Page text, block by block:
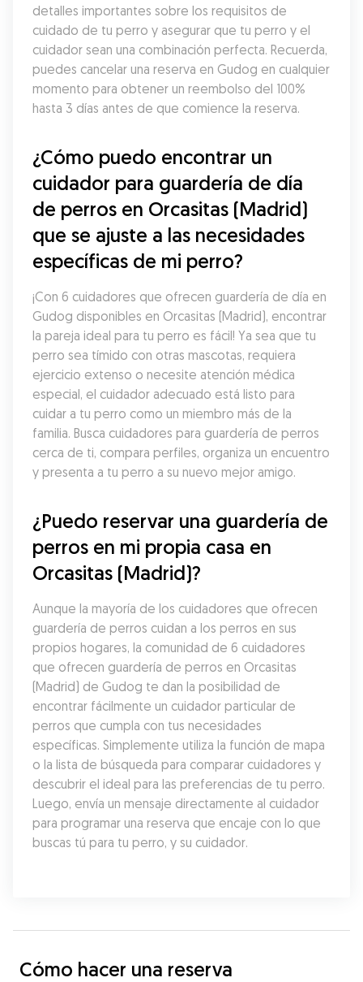
detalles importantes sobre los requisitos de
cuidado de tu perro y asegurar que tu perro y el
cuidador sean una combinación perfecta. Recuerda,
puedes cancelar una reserva en Gudog en cualquier
momento para obtener un reembolso del 100%
hasta 3 días antes de que comience la reserva.
¿Cómo puedo encontrar un
cuidador para guardería de día
de perros en Orcasitas (Madrid)
que se ajuste a las necesidades
específicas de mi perro?
¡Con 6 cuidadores que ofrecen guardería de día en
Gudog disponibles en Orcasitas (Madrid), encontrar
la pareja ideal para tu perro es fácil! Ya sea que tu
perro sea tímido con otras mascotas, requiera
ejercicio extenso o necesite atención médica
especial, el cuidador adecuado está listo para
cuidar a tu perro como un miembro más de la
familia. Busca cuidadores para guardería de perros
cerca de ti, compara perfiles, organiza un encuentro
y presenta a tu perro a su nuevo mejor amigo.
¿Puedo reservar una guardería de
perros en mi propia casa en
Orcasitas (Madrid)?
Aunque la mayoría de los cuidadores que ofrecen
guardería de perros cuidan a los perros en sus
propios hogares, la comunidad de 6 cuidadores
que ofrecen guardería de perros en Orcasitas
(Madrid) de Gudog te dan la posibilidad de
encontrar fácilmente un cuidador particular de
perros que cumpla con tus necesidades
específicas. Simplemente utiliza la función de mapa
o la lista de búsqueda para comparar cuidadores y
descubrir el ideal para las preferencias de tu perro.
Luego, envía un mensaje directamente al cuidador
para programar una reserva que encaje con lo que
buscas tú para tu perro, y su cuidador.
Cómo hacer una reserva